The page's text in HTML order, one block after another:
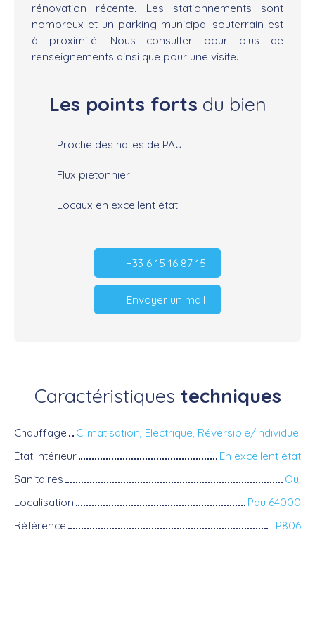
rénovation récente. Les stationnements sont
nombreux et un parking municipal souterrain est
à proximité. Nous consulter pour plus de
renseignements ainsi que pour une visite.
Les points forts du bien
Proche des halles de PAU
Flux pietonnier
Locaux en excellent état
+33 6 15 16 87 15
Envoyer un mail
Caractéristiques techniques
Chauffage
Climatisation, Electrique, Réversible/Individuel
État intérieur
En excellent état
Sanitaires
Oui
Localisation
Pau 64000
Référence
LP806